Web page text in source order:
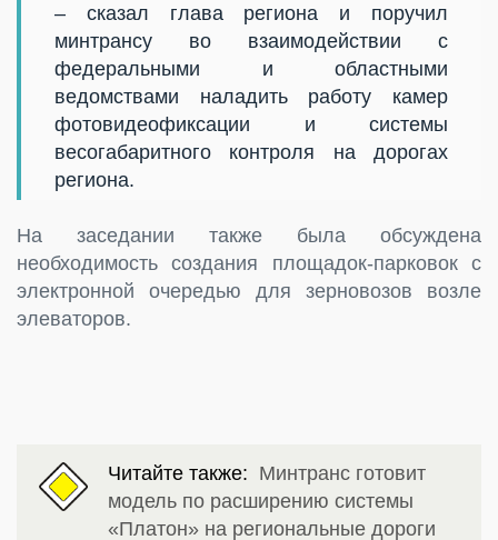
– сказал глава региона и поручил
минтрансу во взаимодействии с
федеральными и областными
ведомствами наладить работу камер
фотовидеофиксации и системы
весогабаритного контроля на дорогах
региона.
На заседании также была обсуждена
необходимость создания площадок-парковок с
электронной очередью для зерновозов возле
элеваторов.
Читайте также: Минтранс готовит
модель по расширению системы
«Платон» на региональные дороги